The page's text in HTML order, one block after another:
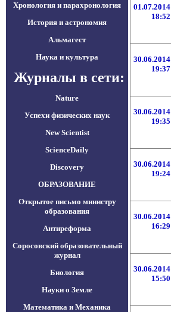
Хронология и парахронология
История и астрономия
Альмагест
Наука и культура
Журналы в сети:
Nature
Успехи физических наук
New Scientist
ScienceDaily
Discovery
ОБРАЗОВАНИЕ
Открытое письмо министру
образования
Антиреформа
Соросовский образовательный
журнал
Биология
Науки о Земле
Математика и Механика
01.07.2014
18:52
30.06.2014
19:37
30.06.2014
19:35
30.06.2014
19:24
30.06.2014
16:29
30.06.2014
15:50